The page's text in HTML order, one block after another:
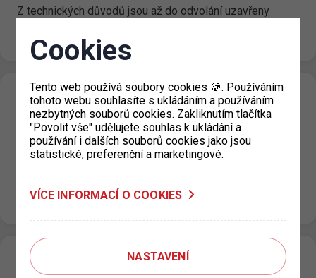
Z technických důvodů jsou až do odvolání uzavřeny
Žádosti o parkovací oprávnění doporučujeme…
Parkování v ZPS v den státního svátku 17.
11. 2023
10. 11. 2023
V den státního svátku 17. listopadu 2023 bude ve
parkovacích úsecích omezena maximální cena za každé
započaté stání…
Omezení provozu parkoviště Hlavní nádraží
Cookies
Tento web používá soubory cookies 🍪. Používáním
tohoto webu souhlasíte s ukládáním a používáním
nezbytných souborů cookies. Zakliknutím tlačítka
"Povolit vše" udělujete souhlas k ukládání a
používání i dalších souborů cookies jako jsou
statistické, preferenční a marketingové.
VÍCE INFORMACÍ O COOKIES
NASTAVENÍ